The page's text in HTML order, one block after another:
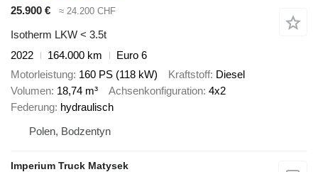
25.900 €
≈ 24.200 CHF
Isotherm LKW < 3.5t
2022
164.000 km
Euro 6
Motorleistung 160 PS (118 kW) Kraftstoff Diesel
Volumen 18,74 m³ Achsenkonfiguration 4x2
Federung hydraulisch
Polen, Bodzentyn
Imperium Truck Matysek